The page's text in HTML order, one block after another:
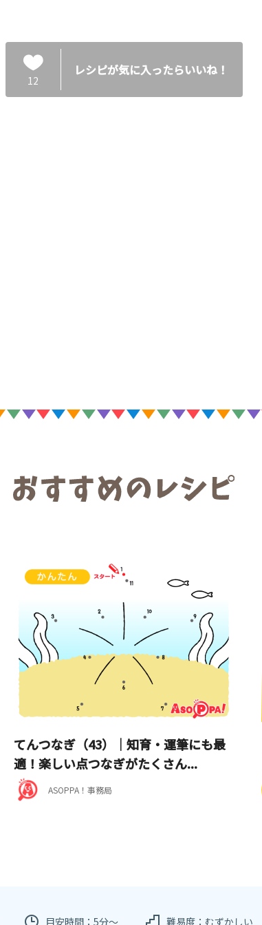
12
レシピが気に入ったらいいね！
てんつなぎ（43）｜知育・運筆にも最
適！楽しい点つなぎがたくさん...
ASOPPA！事務局
目安時間：5分～ 難易度：むずかしい